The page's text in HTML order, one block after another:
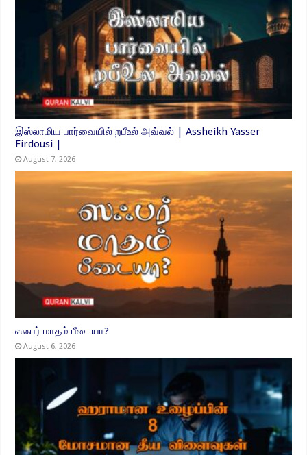
இஸ்லாமிய பார்வையில் றபீஉல் அவ்வல் | Assheikh Yasser
Firdousi |
August 7, 2026
ஸஃபர் மாதம் பீடையா?
August 6, 2026